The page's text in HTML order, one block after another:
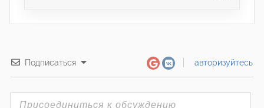
Подписаться авторизуйтесь